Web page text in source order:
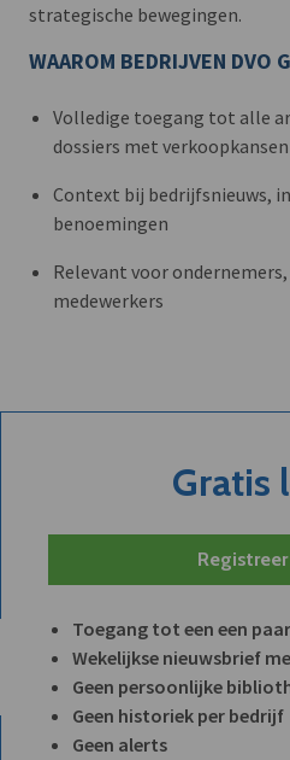
strategische bewegingen.
WAAROM BEDRIJVEN DVO
Volledige toegang tot alle
dossiers met verkoopkansen
Context bij bedrijfsnieuws,
benoemingen
Relevant voor
medewerkers
Gratis
Toegang tot een een
Wekelijkse nieuwsbrief
Geen persoonlijke
Geen historiek per bedrijf
Geen alerts